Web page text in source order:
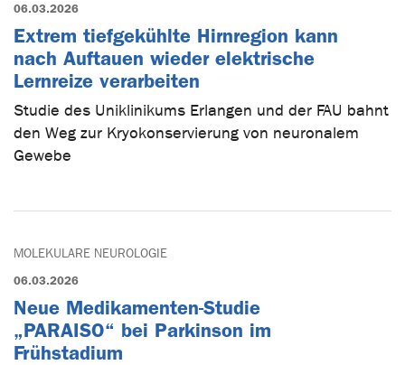
06.03.2026
Extrem tiefgekühlte Hirnregion kann
nach Auftauen wieder elektrische
Lernreize verarbeiten
Studie des Uniklinikums Erlangen und der FAU bahnt
den Weg zur Kryokonservierung von neuronalem
Gewebe
MOLEKULARE NEUROLOGIE
06.03.2026
Neue Medikamenten-Studie
„PARAISO“ bei Parkinson im
Frühstadium